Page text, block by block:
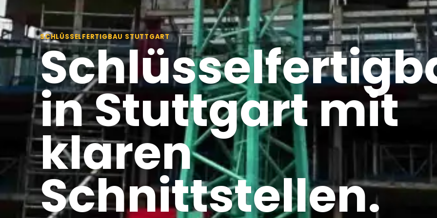
SCHLÜSSELFERTIGBAU STUTTGART
in Stuttgart mit
klaren
Schnittstellen.